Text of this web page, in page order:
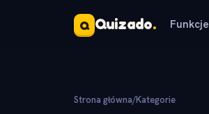
Q Quizado. Funkcje
Strona główna/Kategorie